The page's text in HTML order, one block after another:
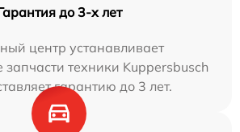
до 3-х лет
центр устанавливает
техники Kuppersbusch
гарантию до 3 лет.